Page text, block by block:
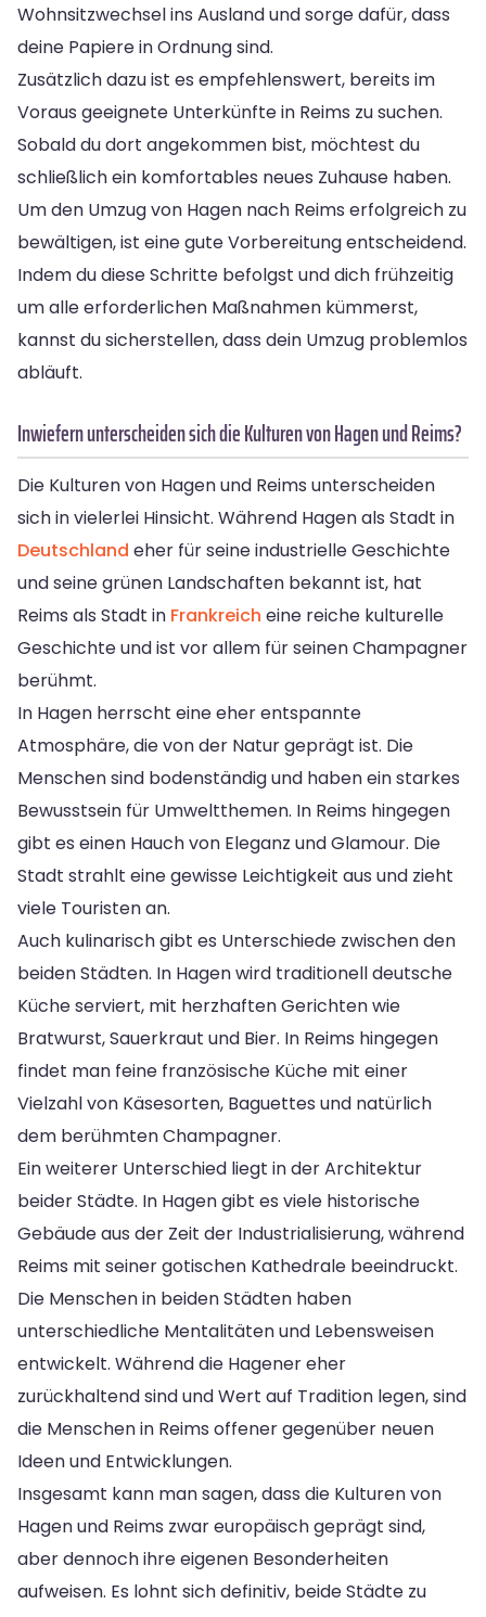
Wohnsitzwechsel ins Ausland und sorge dafür, dass
deine Papiere in Ordnung sind.
Zusätzlich dazu ist es empfehlenswert, bereits im
Voraus geeignete Unterkünfte in Reims zu suchen.
Sobald du dort angekommen bist, möchtest du
schließlich ein komfortables neues Zuhause haben.
Um den Umzug von Hagen nach Reims erfolgreich zu
bewältigen, ist eine gute Vorbereitung entscheidend.
Indem du diese Schritte befolgst und dich frühzeitig
um alle erforderlichen Maßnahmen kümmerst,
kannst du sicherstellen, dass dein Umzug problemlos
abläuft.
Inwiefern unterscheiden sich die Kulturen von Hagen und Reims?
Die Kulturen von Hagen und Reims unterscheiden
sich in vielerlei Hinsicht. Während Hagen als Stadt in
Deutschland eher für seine industrielle Geschichte
und seine grünen Landschaften bekannt ist, hat
Reims als Stadt in Frankreich eine reiche kulturelle
Geschichte und ist vor allem für seinen Champagner
berühmt.
In Hagen herrscht eine eher entspannte
Atmosphäre, die von der Natur geprägt ist. Die
Menschen sind bodenständig und haben ein starkes
Bewusstsein für Umweltthemen. In Reims hingegen
gibt es einen Hauch von Eleganz und Glamour. Die
Stadt strahlt eine gewisse Leichtigkeit aus und zieht
viele Touristen an.
Auch kulinarisch gibt es Unterschiede zwischen den
beiden Städten. In Hagen wird traditionell deutsche
Küche serviert, mit herzhaften Gerichten wie
Bratwurst, Sauerkraut und Bier. In Reims hingegen
findet man feine französische Küche mit einer
Vielzahl von Käsesorten, Baguettes und natürlich
dem berühmten Champagner.
Ein weiterer Unterschied liegt in der Architektur
beider Städte. In Hagen gibt es viele historische
Gebäude aus der Zeit der Industrialisierung, während
Reims mit seiner gotischen Kathedrale beeindruckt.
Die Menschen in beiden Städten haben
unterschiedliche Mentalitäten und Lebensweisen
entwickelt. Während die Hagener eher
zurückhaltend sind und Wert auf Tradition legen, sind
die Menschen in Reims offener gegenüber neuen
Ideen und Entwicklungen.
Insgesamt kann man sagen, dass die Kulturen von
Hagen und Reims zwar europäisch geprägt sind,
aber dennoch ihre eigenen Besonderheiten
aufweisen. Es lohnt sich definitiv, beide Städte zu